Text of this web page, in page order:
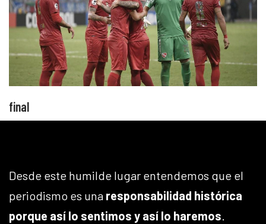
final
Desde este humilde lugar entendemos que el
periodismo es una responsabilidad histórica
porque así lo sentimos y así lo haremos.